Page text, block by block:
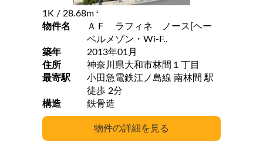
1K / 28.68m 2
物件名
ＡＦ ラフィネ ノース[ヘー
ベルメゾン・Wi-F..
築年
2013年01月
住所
神奈川県大和市林間１丁目
最寄駅
小田急電鉄江ノ島線 南林間 駅
徒歩 2分
構造
鉄骨造